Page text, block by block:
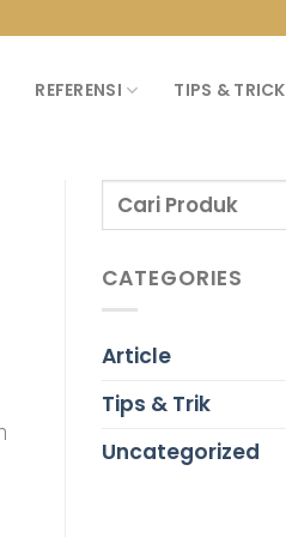
REFERENSI TIPS & TRICK
CATEGORIES
Article
Tips & Trik
Uncategorized